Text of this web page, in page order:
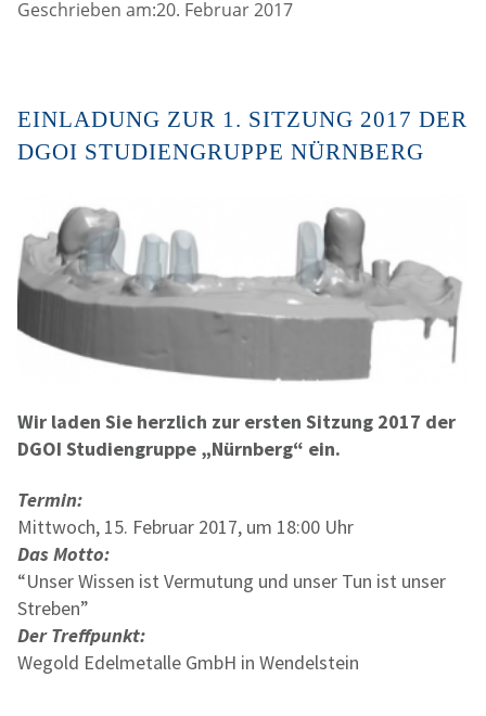
Geschrieben am:20. Februar 2017
EINLADUNG ZUR 1. SITZUNG 2017 DER
DGOI STUDIENGRUPPE NÜRNBERG
Wir laden Sie herzlich zur ersten Sitzung 2017 der
DGOI Studiengruppe „Nürnberg“ ein.
Termin:
Mittwoch, 15. Februar 2017, um 18:00 Uhr
Das Motto:
“Unser Wissen ist Vermutung und unser Tun ist unser
Streben”
Der Treffpunkt:
Wegold Edelmetalle GmbH in Wendelstein